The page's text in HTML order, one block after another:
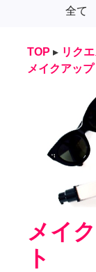
全て
TOP ▸ リク
メイクアップ
メイ
ト